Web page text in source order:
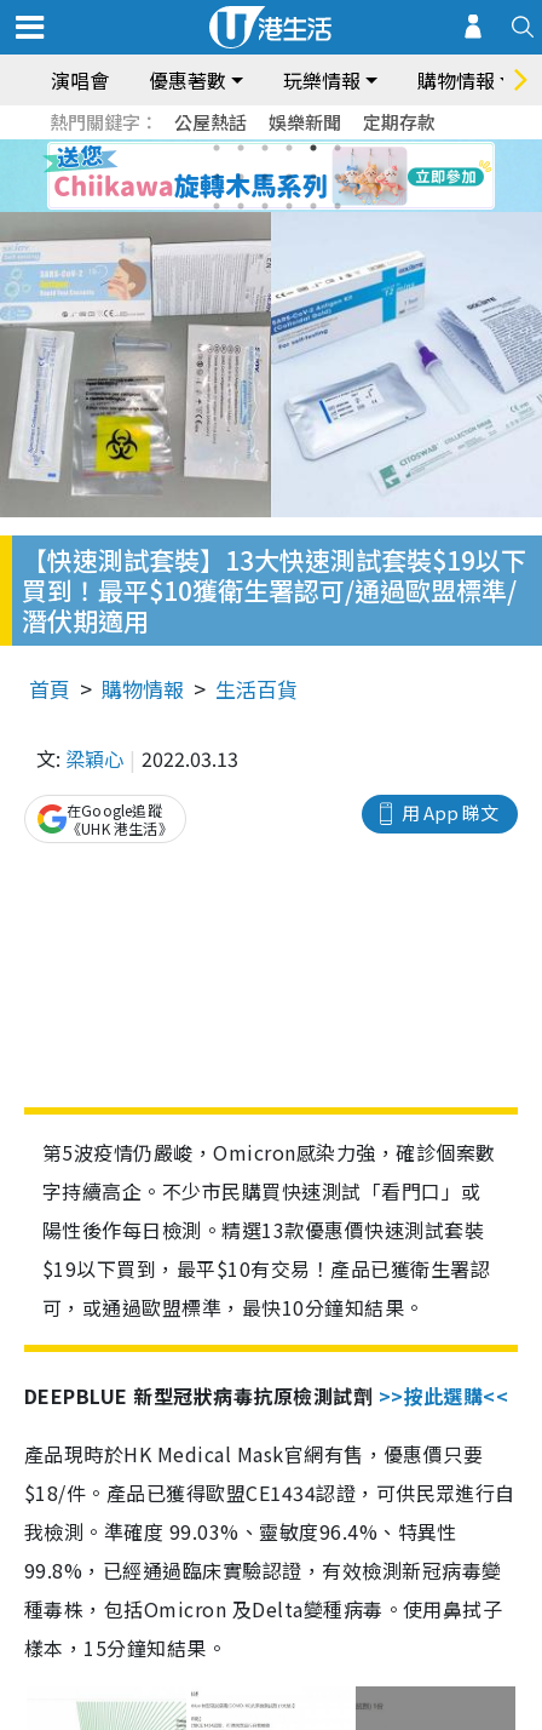
演唱會 優惠著數 玩樂情報 購物情報
熱門關鍵字： 公屋熱話 娛樂新聞 定期存款
【快速測試套裝】13大快速測試套裝$19以下
買到！最平$10獲衛生署認可/通過歐盟標準/
潛伏期適用
首頁 購物情報 生活百貨
文: 梁穎心 2022.03.13
用 App 睇文
在Google追蹤
《UHK 港生活》
第5波疫情仍嚴峻，Omicron感染力強，確診個案數
字持續高企。不少市民購買快速測試「看門口」或
陽性後作每日檢測。精選13款優惠價快速測試套裝
$19以下買到，最平$10有交易！產品已獲衛生署認
可，或通過歐盟標準，最快10分鐘知結果。
DEEPBLUE 新型冠狀病毒抗原檢測試劑 >>按此選購<<
產品現時於HK Medical Mask官網有售，優惠價只要
$18/件。產品已獲得歐盟CE1434認證，可供民眾進行自
我檢測。準確度 99.03%、靈敏度96.4%、特異性
99.8%，已經通過臨床實驗認證，有效檢測新冠病毒變
種毒株，包括Omicron 及Delta變種病毒。使用鼻拭子
樣本，15分鐘知結果。